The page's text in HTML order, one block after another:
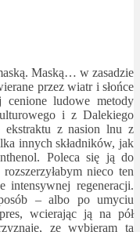
Maską… w zasadzie
przez wiatr i słońce
cenione ludowe metody
i z Dalekiego
ekstraktu z nasion lnu z
innych składników, jak
Poleca się ją do
nieco ten
intensywnej regeneracji.
– albo po umyciu
wcierając ją na pół
ze wybieram tą